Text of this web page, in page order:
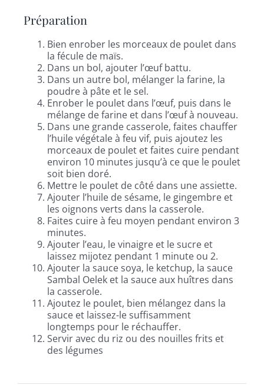
Préparation
Bien enrober les morceaux de poulet dans
la fécule de maïs.
Dans un bol, ajouter l’œuf battu.
Dans un autre bol, mélanger la farine, la
poudre à pâte et le sel.
Enrober le poulet dans l’œuf, puis dans le
mélange de farine et dans l’œuf à nouveau.
Dans une grande casserole, faites chauffer
l’huile végétale à feu vif, puis ajoutez les
morceaux de poulet et faites cuire pendant
environ 10 minutes jusqu’à ce que le poulet
soit bien doré.
Mettre le poulet de côté dans une assiette.
Ajouter l’huile de sésame, le gingembre et
les oignons verts dans la casserole.
Faites cuire à feu moyen pendant environ 3
minutes.
Ajouter l’eau, le vinaigre et le sucre et
laissez mijotez pendant 1 minute ou 2.
Ajouter la sauce soya, le ketchup, la sauce
Sambal Oelek et la sauce aux huîtres dans
la casserole.
Ajoutez le poulet, bien mélangez dans la
sauce et laissez-le suffisamment
longtemps pour le réchauffer.
Servir avec du riz ou des nouilles frits et
des légumes